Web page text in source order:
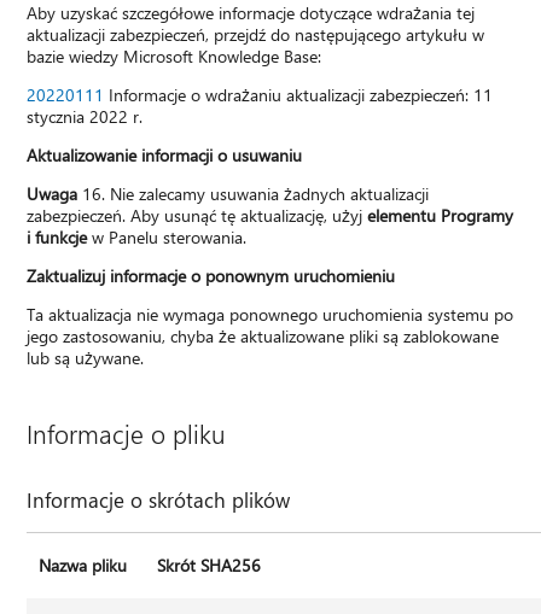
Aby uzyskać szczegółowe informacje dotyczące wdrażania tej
aktualizacji zabezpieczeń, przejdź do następującego artykułu w
bazie wiedzy Microsoft Knowledge Base:
20220111 Informacje o wdrażaniu aktualizacji zabezpieczeń: 11
stycznia 2022 r.
Aktualizowanie informacji o usuwaniu
Uwaga 16. Nie zalecamy usuwania żadnych aktualizacji
zabezpieczeń. Aby usunąć tę aktualizację, użyjelementu Programy
i funkcjew Panelu sterowania.
Zaktualizuj informacje o ponownym uruchomieniu
Ta aktualizacja nie wymaga ponownego uruchomienia systemu po
jego zastosowaniu, chyba że aktualizowane pliki są zablokowane
lub są używane.
Informacje o pliku
Informacje o skrótach plików
Nazwa pliku Skrót SHA256